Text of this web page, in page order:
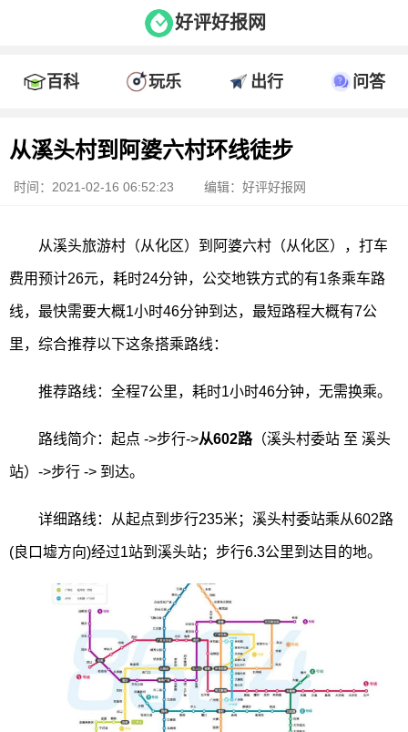
好评好报网
百科 玩乐 出行 问答
从溪头村到阿婆六村环线徒步
时间：2021-02-16 06:52:23 编辑：好评好报网
从溪头旅游村（从化区）到阿婆六村（从化区），打车
费用预计26元，耗时24分钟，公交地铁方式的有1条乘车路
线，最快需要大概1小时46分钟到达，最短路程大概有7公
里，综合推荐以下这条搭乘路线：
推荐路线：全程7公里，耗时1小时46分钟，无需换乘。
路线简介：起点 ->步行->从602路（溪头村委站 至 溪头
站）->步行 -> 到达。
详细路线：从起点到步行235米；溪头村委站乘从602路
(良口墟方向)经过1站到溪头站；步行6.3公里到达目的地。